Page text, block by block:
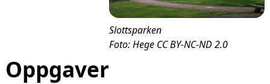
Slottsparken
Foto: Hege CC BY-NC-ND 2.0
Oppgaver